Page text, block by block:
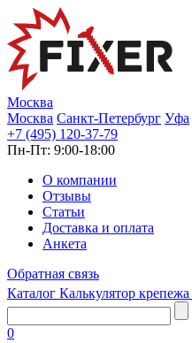
Москва
Москва Санкт-Петербург Уфа
+7 (495) 120-37-79
Пн-Пт: 9:00-18:00
О компании
Отзывы
Статьи
Доставка и оплата
Анкета
Обратная связь
Каталог Калькулятор крепежа
0